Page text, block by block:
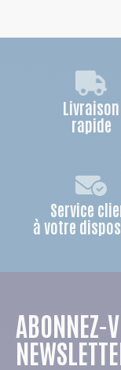
Livraison
rapide
Service
à votre
ABONNEZ-